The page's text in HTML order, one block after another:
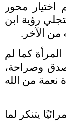
اختيار محور
رؤية ابن
من الآخر.
كما لم
وصراحة،
نعمة من الله
يتنكر لما